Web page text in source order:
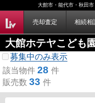
大館市・能代市・秋田
売却査定 相続相
大館ホテヤこども
募集中のみ表示
該当物件 28 件
販売数 33 件